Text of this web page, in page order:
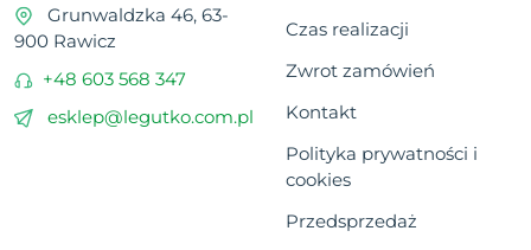
Grunwaldzka 46, 63-
900 Rawicz
+48 603 568 347
esklep@legutko.com.pl
Czas realizacji
Zwrot zamówień
Kontakt
Polityka prywatności i
cookies
Przedsprzedaż